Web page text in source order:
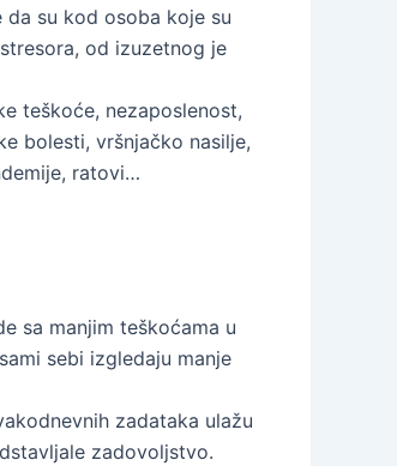
su kod osoba koje su
od izuzetnog je
teškoće, nezaposlenost,
bolesti, vršnjačko nasilje,
ratovi…
sa manjim teškoćama u
sebi izgledaju manje
zadataka ulažu
zadovoljstvo.